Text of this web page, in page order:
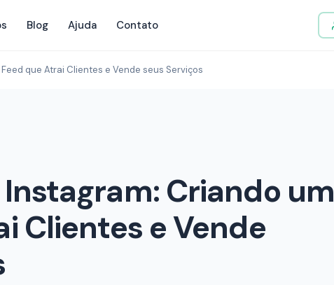
Blog Ajuda Contato
que Atrai Clientes e Vende seus Serviços
Criando um
Clientes e Vende